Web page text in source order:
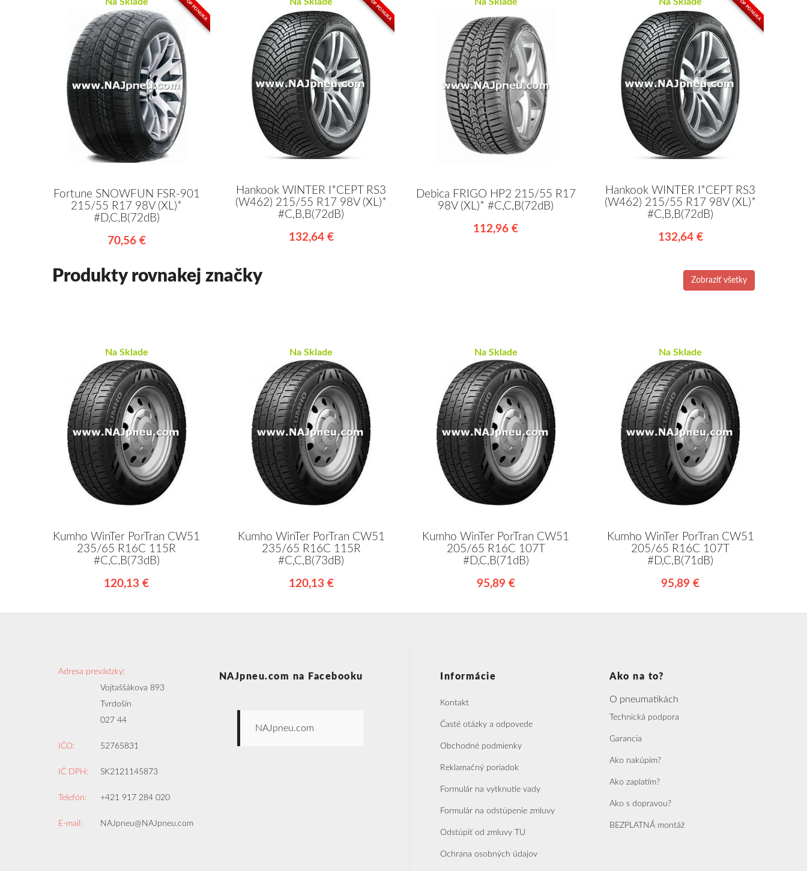
TOP PONUKA
Fortune SNOWFUN FSR-901
215/55 R17 98V (XL)*
#D,C,B(72dB)
70,56 €
TOP PONUKA
Hankook WINTER I*CEPT RS3
(W462) 215/55 R17 98V (XL)*
#C,B,B(72dB)
132,64 €
Debica FRIGO HP2 215/55 R17
98V (XL)* #C,C,B(72dB)
112,96 €
TOP PONUKA
Hankook WINTER I*CEPT RS3
(W462) 215/55 R17 98V (XL)*
#C,B,B(72dB)
132,64 €
Produkty rovnakej značky Zobraziť všetky
Na Sklade
Kumho WinTer PorTran CW51
235/65 R16C 115R
#C,C,B(73dB)
120,13 €
Na Sklade
Kumho WinTer PorTran CW51
235/65 R16C 115R
#C,C,B(73dB)
120,13 €
Na Sklade
Kumho WinTer PorTran CW51
205/65 R16C 107T
#D,C,B(71dB)
95,89 €
Na Sklade
Kumho WinTer PorTran CW51
205/65 R16C 107T
#D,C,B(71dB)
95,89 €
Adresa prevádzky:
Vojtaššákova 893
Tvrdošín
027 44
IČO: 52765831
IČ DPH: SK2121145873
Telefón: +421 917 284 020
E-mail: NAJpneu@NAJpneu.com
NAJpneu.com na Facebooku
NAJpneu.com
Informácie
Kontakt
Časté otázky a odpovede
Obchodné podmienky
Reklamačný poriadok
Formulár na vytknutie vady
Formulár na odstúpenie zmluvy
Odstúpiť od zmluvy TU
Ochrana osobných údajov
Ako na to?
O pneumatikách
Technická podpora
Garancia
Ako nakúpim?
Ako zaplatím?
Ako s dopravou?
BEZPLATNÁ montáž